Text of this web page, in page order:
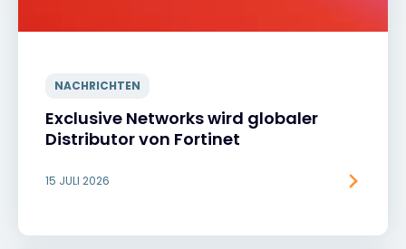
NACHRICHTEN
Exclusive Networks wird globaler
Distributor von Fortinet
15 JULI 2026